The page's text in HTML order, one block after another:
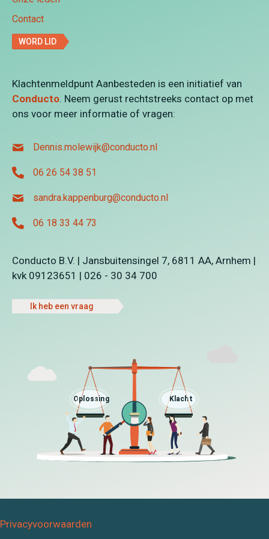
Klachtenmeldpunt Aanbesteden is een initiatief van
Conducto. Neem gerust rechtstreeks contact op met
ons voor meer informatie of vragen:
Dennis.molewijk@conducto.nl
06 26 54 38 51
sandra.kappenburg@conducto.nl
06 18 33 44 73
Conducto B.V. | Jansbuitensingel 7, 6811 AA, Arnhem |
kvk 09123651 | 026 - 30 34 700
Ik heb een vraag
Contact
WORD LID
Privacyvoorwaarden